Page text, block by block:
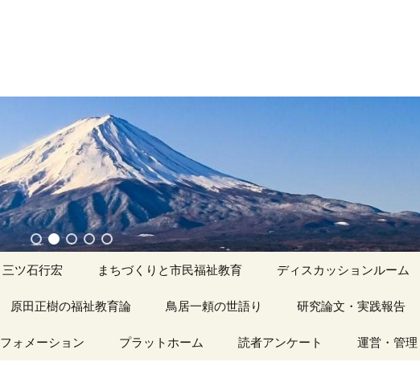
ツ石行宏 まちづくりと市民福祉教育
アーカイブ（１）
ディスカッションルーム
アーカイブ（１）
原田正樹の福祉教育論
アーカイブ（１）
鳥居一頼の世語り
アーカイブ（１）
研究論文・実践報告
アーカイブ（１）
ォメーション プラットホーム 読者アンケート 運営・管理